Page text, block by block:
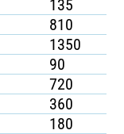
135
810
1350
90
720
360
180